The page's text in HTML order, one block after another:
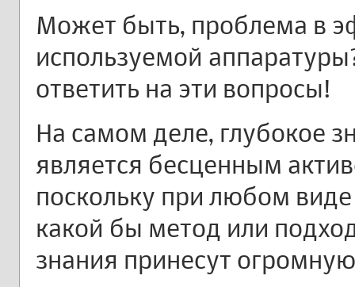
Может быть, проблема в
используемой
ответить на эти вопросы!
На самом деле, глубокое
является бесценным
поскольку при любом
какой бы метод или
знания принесут